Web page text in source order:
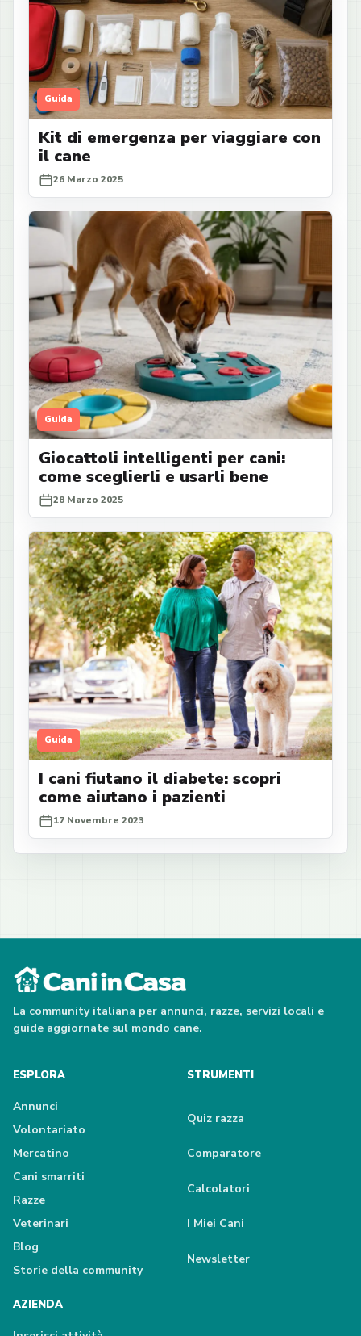
Guida
Kit di emergenza per viaggiare con
il cane
26 Marzo 2025
Guida
Giocattoli intelligenti per cani:
come sceglierli e usarli bene
28 Marzo 2025
Guida
I cani fiutano il diabete: scopri
come aiutano i pazienti
17 Novembre 2023
La community italiana per annunci, razze, servizi locali e
guide aggiornate sul mondo cane.
ESPLORA
Annunci
Volontariato
Mercatino
Cani smarriti
Razze
Veterinari
Blog
Storie della community
STRUMENTI
Quiz razza
Comparatore
Calcolatori
I Miei Cani
Newsletter
AZIENDA